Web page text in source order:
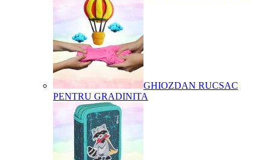
GHIOZDAN RUCSAC
PENTRU GRADINITA